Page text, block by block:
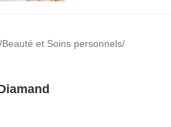
Beauté et Soins personnels